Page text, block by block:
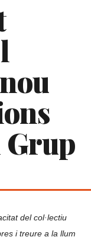
Grup
del col·lectiu
i treure a la llum